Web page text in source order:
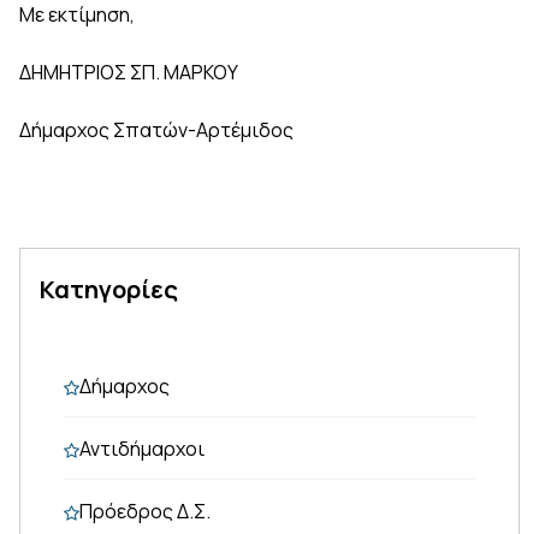
Με εκτίμηση,
ΔΗΜΗΤΡΙΟΣ ΣΠ. ΜΑΡΚΟΥ
Δήμαρχος Σπατών-Αρτέμιδος
Κατηγορίες
Δήμαρχος
Αντιδήμαρχοι
Πρόεδρος Δ.Σ.